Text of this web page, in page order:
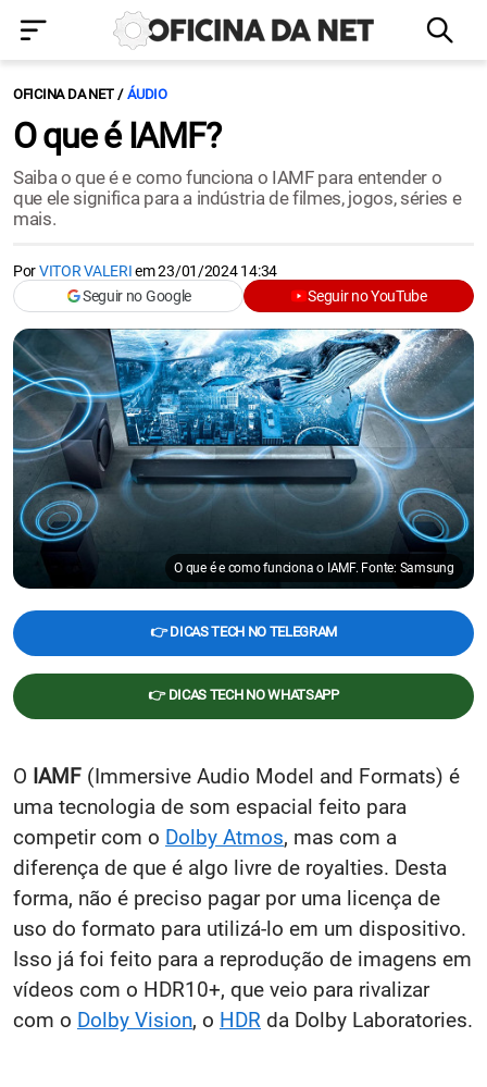
OFICINA DA NET ÁUDIO
O que é IAMF?
Saiba o que é e como funciona o IAMF para entender o
que ele significa para a indústria de filmes, jogos, séries e
mais.
PorVITOR VALERIem23/01/2024 14:34
Seguir no Google
Seguir no YouTube
O que é e como funciona o IAMF. Fonte: Samsung
👉 DICAS TECH NO TELEGRAM
👉 DICAS TECH NO WHATSAPP
O IAMF (Immersive Audio Model and Formats) é
uma tecnologia de som espacial feito para
competir com o Dolby Atmos, mas com a
diferença de que é algo livre de royalties. Desta
forma, não é preciso pagar por uma licença de
uso do formato para utilizá-lo em um dispositivo.
Isso já foi feito para a reprodução de imagens em
vídeos com o HDR10+, que veio para rivalizar
com o Dolby Vision, o HDR da Dolby Laboratories.